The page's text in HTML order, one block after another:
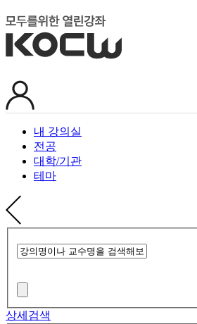
내 강의실
전공
대학/기관
테마
상세검색